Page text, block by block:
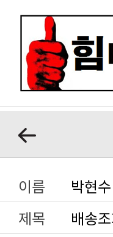
이름
박현수
제목
배송